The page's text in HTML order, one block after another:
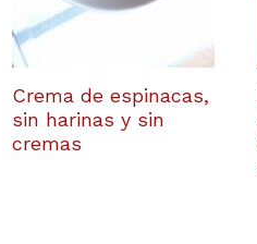
Crema de espinacas,
sin harinas y sin
cremas